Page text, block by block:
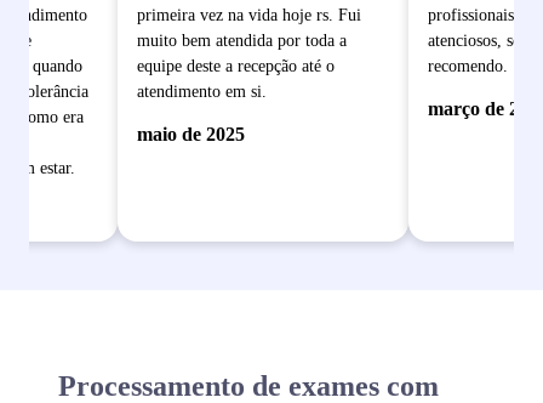
de
quando
intolerância
como era
estar.
primeira vez na vida hoje rs. Fui
muito bem atendida por toda a
equipe deste a recepção até o
atendimento em si.
maio de 2025
profissionais
atenciosos, sem
recomendo.
março de
Processamento de exames com